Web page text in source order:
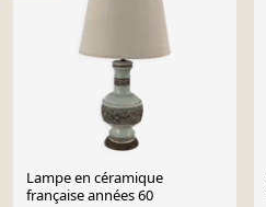
Lampe en céramique
française années 60